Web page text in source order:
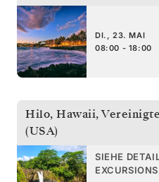
DI., 23. MAI
08:00 - 18:00
Hilo, Hawaii,
(USA)
SIEHE
EXCURSIONS